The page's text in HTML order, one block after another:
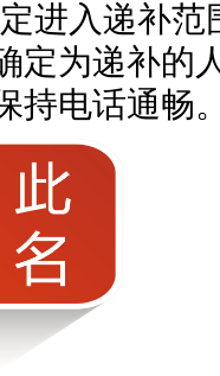
进入递补
定为递补的
持电话通